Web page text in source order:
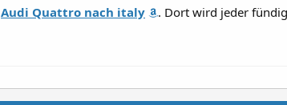
Audi Quattro nach italy . Dort wird jeder